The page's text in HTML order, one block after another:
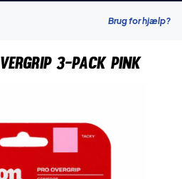
Brug for hjælp?
3-Pack Pink